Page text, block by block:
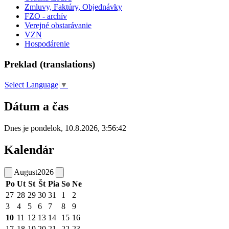
Zmluvy, Faktúry, Objednávky
FZO - archív
Verejné obstarávanie
VZN
Hospodárenie
Preklad (translations)
Select Language ▼
Dátum a čas
Dnes je pondelok, 10.8.2026, 3:56:42
Kalendár
August2026
Po Ut St Št Pia So Ne
27 28 29 30 31 1
2
3
4 5 6 7 8
9
10 11 12 13 14 15 16